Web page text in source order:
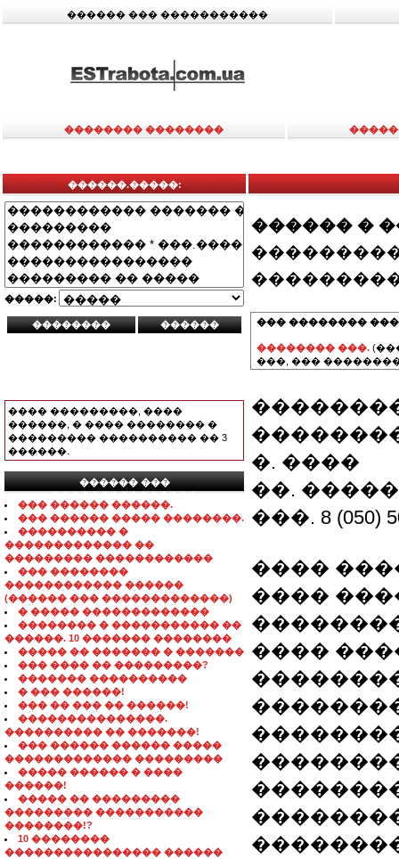
������ ��� �����������
�������� ��������
������.�����:
�����:
���� ���������, ����
������, � ���� �������� �
��������� ���������� �� 3
������.
������ ���
���������������
��� ������ ������.
��� ������ ����� ��������.
���������� �
������������� ��
��������� ������������
��� ��������
������������ ������
(������ ��� �������������)
� ����� �������������
�������� � ����������� ��
������. 10 ������� ��������
����� �� ������� � �������
��� ���� �� ���������?
������� ����������
� ��� ������!
��� �� ��� �� ������!
���������������.
���������� �� �������!
��� ������ ������ �����
������������� ���������
����� ������ � ����
������!
����� �� ���������
��������� �����������
��������!?
10 ��������
���������������� ������
������ �
��� ��������
�������� ���.
���, ���
�. ����
��.
���. 8 (050)
����
����
����